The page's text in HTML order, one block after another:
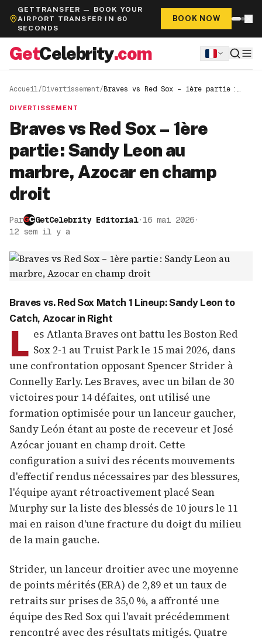
GETTRANSFER — BOOK YOUR
AIRPORT TRANSFER IN 60
SECONDS
BOOK NOW
GetCelebrity.com
Accueil/Divertissement/Braves vs Red Sox – 1ère partie :
DIVERTISSEMENT
Braves vs Red Sox – 1ère
partie : Sandy Leon au
marbre, Azocar en champ
droit
Par GetCelebrity Editorial·16 mai 2026·
12 sem il y a
Braves vs. Red Sox Match 1 Lineup: Sandy Leon to
Catch, Azocar in Right
L es Atlanta Braves ont battu les Boston Red
Sox 2-1 au Truist Park le 15 mai 2026, dans
une confrontation opposant Spencer Strider à
Connelly Early. Les Braves, avec un bilan de 30
victoires pour 14 défaites, ont utilisé une
formation optimisée pour un lanceur gaucher,
Sandy León étant au poste de receveur et José
Azócar jouant en champ droit. Cette
configuration a suivi des récents mouvements
d'effectif rendus nécessaires par des blessures,
l'équipe ayant rétroactivement placé Sean
Murphy sur la liste des blessés de 10 jours le 11
mai en raison d'une fracture du doigt du milieu
de la main gauche.
Strider, un lanceur droitier avec une moyenne
de points mérités (ERA) de 2,89 et un taux de
retraits sur prises de 35,0 %, a affronté une
équipe des Red Sox qui l'avait précédemment
rencontré avec des résultats mitigés. Quatre